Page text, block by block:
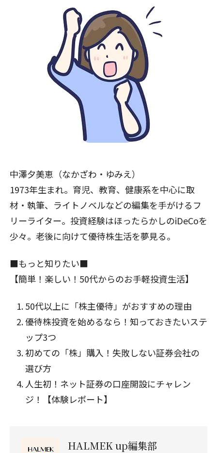
中澤夕美恵（なかざわ・ゆみえ）
1973年生まれ。育児、教育、健康系を中心に取
材・執筆、ライトノベルなどの編集を手がけるフ
リーライター。投資経験はほったらかしのiDeCoを
少々。老後に向けて優待株生活を夢見る。
■もっと知りたい■
【簡単！楽しい！50代からのお手軽投資生活】
50代以上に「株主優待」がおすすめの理由
優待株投資を始めるなら！知っておきたいステ
ップ3つ
初めての「株」購入！失敗しない証券会社の
選び方
人生初！ネット証券の口座開設にチャレン
ジ！【体験レポート】
HALMEK up編集部